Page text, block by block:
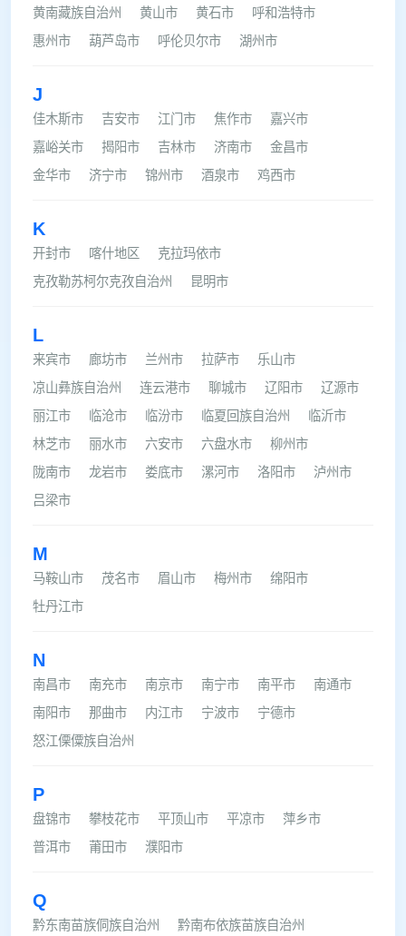
黄南藏族自治州 黄山市 黄石市
呼和浩特市
惠州市
葫芦岛市 呼伦贝尔市 湖州市
J
佳木斯市 吉安市 江门市 焦作市
嘉兴市
嘉峪关市
揭阳市 吉林市 济南市
金昌市
金华市
济宁市 锦州市 酒泉市 鸡西市
K
开封市 喀什地区
克拉玛依市
克孜勒苏柯尔克孜自治州
昆明市
L
来宾市 廊坊市 兰州市 拉萨市
乐山市
凉山彝族自治州
连云港市 聊城市 辽阳市
辽源市
丽江市
临沧市 临汾市 临夏回族自治州
临沂市
林芝市
丽水市 六安市 六盘水市
柳州市
陇南市
龙岩市 娄底市 漯河市 洛阳市
泸州市
吕梁市
M
马鞍山市 茂名市 眉山市 梅州市
绵阳市
牡丹江市
N
南昌市 南充市 南京市 南宁市 南平市
南通市
南阳市
那曲市 内江市 宁波市
宁德市
怒江傈僳族自治州
P
盘锦市 攀枝花市 平顶山市 平凉市
萍乡市
普洱市
莆田市 濮阳市
Q
黔东南苗族侗族自治州
黔南布依族苗族自治州